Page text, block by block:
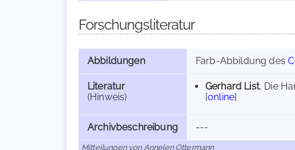
Forschungsliteratur
Abbildungen Farb-Abbildung des
Literatur
(Hinweis)
Gerhard List, Die
[online]
Archivbeschreibung ---
Mitteilungen von Annelen Ottermann